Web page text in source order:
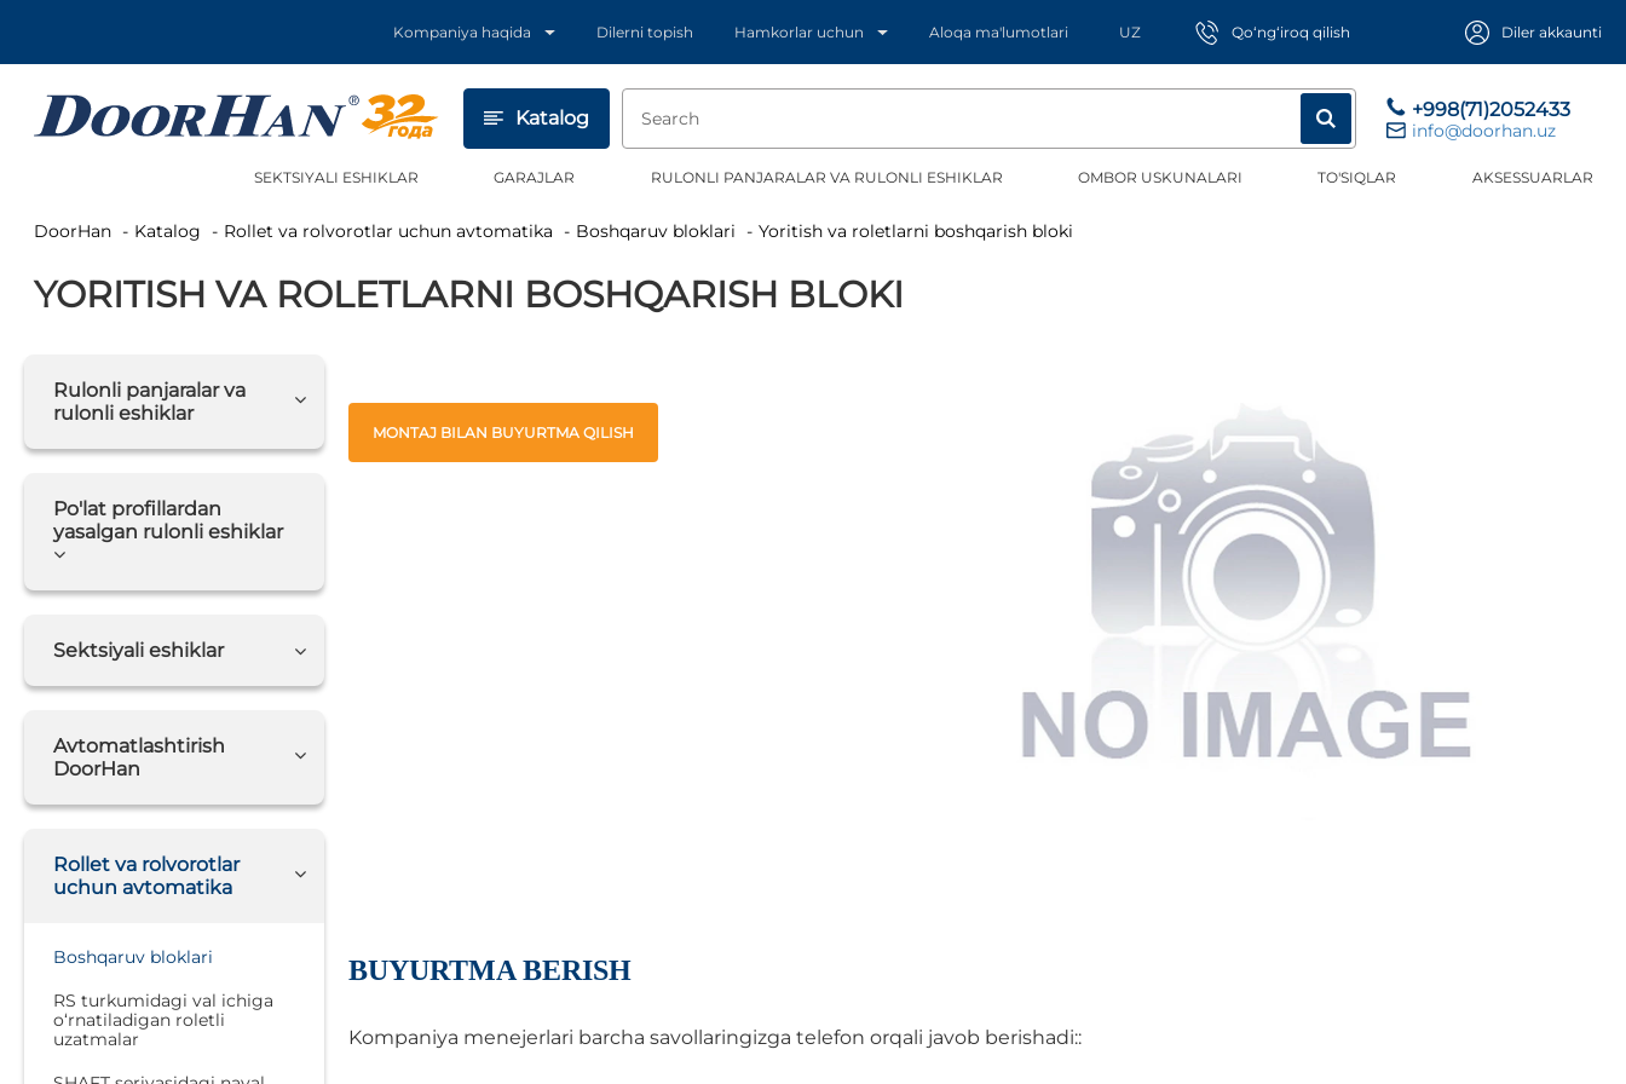
Kompaniya haqida Dilerni topish Hamkorlar uchun Aloqa ma'lumotlari UZ Qo‘ng‘iroq qilish Diler akkaunti
Katalog +998(71)2052433
info@doorhan.uz
SEKTSIYALI ESHIKLAR GARAJLAR RULONLI PANJARALAR VA RULONLI ESHIKLAR OMBOR USKUNALARI TO'SIQLAR AKSESSUARLAR
DoorHan Katalog Rollet va rolvorotlar uchun avtomatika Boshqaruv bloklari Yoritish va roletlarni boshqarish bloki
YORITISH VA ROLETLARNI BOSHQARISH BLOKI
Rulonli panjaralar va
rulonli eshiklar
Po'lat profillardan
yasalgan rulonli eshiklar
Sektsiyali eshiklar
Avtomatlashtirish
DoorHan
Rollet va rolvorotlar
uchun avtomatika
Boshqaruv bloklari
RS turkumidagi val ichiga
o‘rnatiladigan roletli
uzatmalar
MONTAJ BILAN BUYURTMA QILISH
BUYURTMA BERISH
Kompaniya menejerlari barcha savollaringizga telefon orqali javob berishadi::